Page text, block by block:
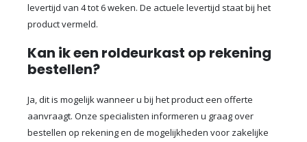
levertijd van 4 tot 6 weken. De actuele levertijd staat bij het
product vermeld.
Kan ik een roldeurkast op rekening
bestellen?
Ja, dit is mogelijk wanneer u bij het product een offerte
aanvraagt. Onze specialisten informeren u graag over
bestellen op rekening en de mogelijkheden voor zakelijke